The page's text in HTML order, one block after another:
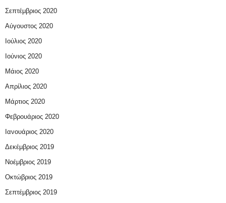
Σεπτέμβριος 2020
Αύγουστος 2020
Ιούλιος 2020
Ιούνιος 2020
Μάιος 2020
Απρίλιος 2020
Μάρτιος 2020
Φεβρουάριος 2020
Ιανουάριος 2020
Δεκέμβριος 2019
Νοέμβριος 2019
Οκτώβριος 2019
Σεπτέμβριος 2019